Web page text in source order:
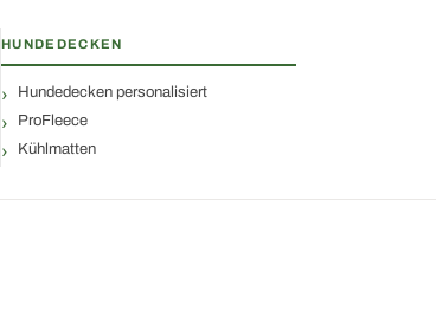
HUNDEDECKEN
Hundedecken personalisiert
ProFleece
Kühlmatten